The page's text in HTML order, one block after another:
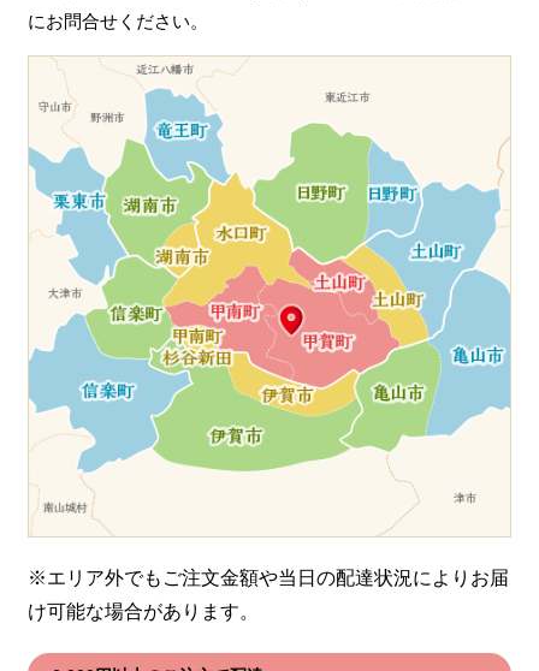
にお問合せください。
※エリア外でもご注文金額や当日の配達状況により お届
け可能な場合があります。